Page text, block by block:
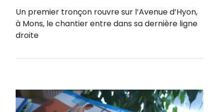
Un premier tronçon rouvre sur l’Avenue d’Hyon,
à Mons, le chantier entre dans sa dernière ligne
droite